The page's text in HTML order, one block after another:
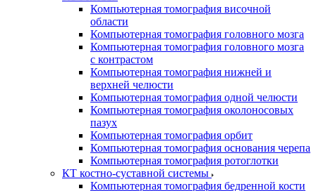
Компьютерная томография височной
области
Компьютерная томография головного мозга
Компьютерная томография головного мозга
с контрастом
Компьютерная томография нижней и
верхней челюсти
Компьютерная томография одной челюсти
Компьютерная томография околоносовых
пазух
Компьютерная томография орбит
Компьютерная томография основания черепа
Компьютерная томография ротоглотки
КТ костно-суставной системы
Компьютерная томография бедренной кости